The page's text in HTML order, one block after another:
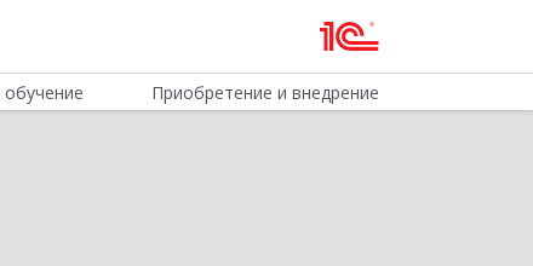
Приобретение и внедрение